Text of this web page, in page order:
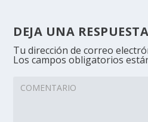
DEJA UNA RESPUESTA
Tu dirección de correo
Los campos obligatorios